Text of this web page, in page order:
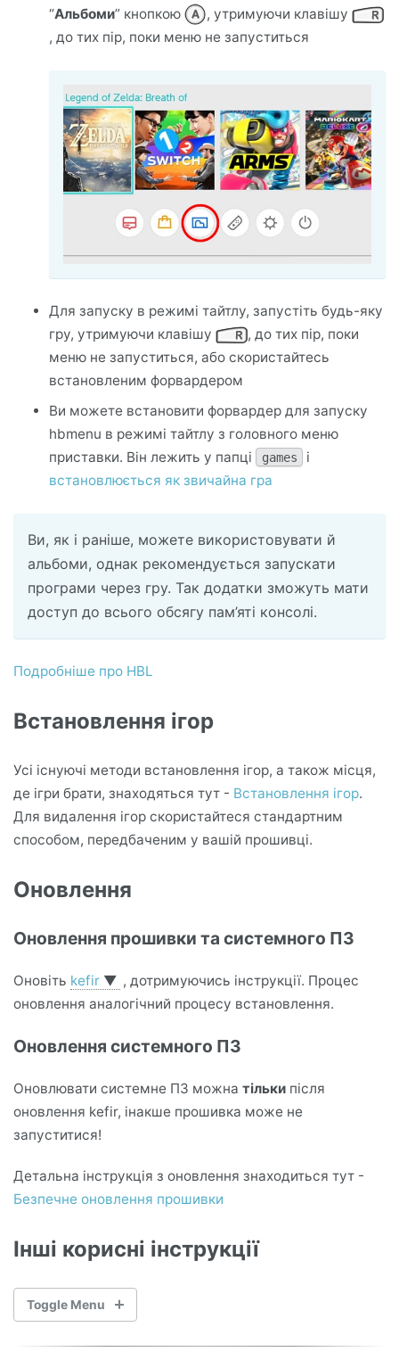
“Альбоми” кнопкою
, утримуючи клавішу
, до тих пір, поки меню не запуститься
Для запуску в режимі тайтлу, запустіть будь-яку
гру, утримуючи клавішу
, до тих пір, поки
меню не запуститься, або скористайтесь
встановленим форвардером
Ви можете встановити форвардер для запуску
hbmenu в режимі тайтлу з головного меню
приставки. Він лежить у папці
games
і
встановлюється як звичайна гра
Ви, як і раніше, можете використовувати й
альбоми, однак рекомендується запускати
програми через гру. Так додатки зможуть мати
доступ до всього обсягу пам’яті консолі.
Подробніше про HBL
Встановлення ігор
Усі існуючі методи встановлення ігор, а також місця,
де ігри брати, знаходяться тут - Встановлення ігор.
Для видалення ігор скористайтеся стандартним
способом, передбаченим у вашій прошивці.
Оновлення
Оновлення прошивки та системного ПЗ
Оновіть kefir ▼ , дотримуючись інструкції. Процес
оновлення аналогічний процесу встановлення.
Оновлення системного ПЗ
Оновлювати системне ПЗ можнатільки після
оновлення kefir, інакше прошивка може не
запуститися!
Детальна інструкція з оновлення знаходиться тут -
Безпечне оновлення прошивки
Інші корисні інструкції
Toggle Menu